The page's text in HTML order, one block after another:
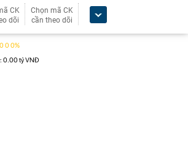
CK
dõi
Chọn mã CK
cần theo dõi